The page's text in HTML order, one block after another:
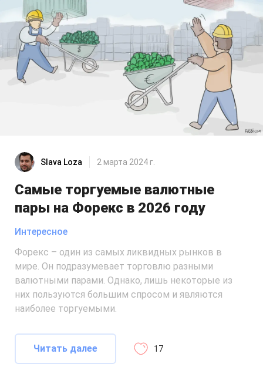
Slava Loza 2 марта 2024 г.
Самые торгуемые валютные
пары на Форекс в 2026 году
Интересное
Форекс – один из самых ликвидных рынков в
мире. Он подразумевает торговлю разными
валютными парами. Однако, лишь некоторые из
них пользуются большим спросом и являются
наиболее торгуемыми.
Читать далее 17